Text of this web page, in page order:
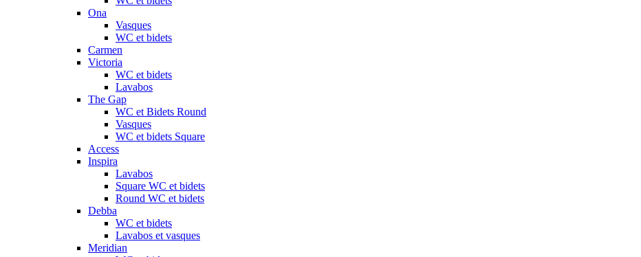
Ona
Vasques
WC et bidets
Carmen
Victoria
WC et bidets
Lavabos
The Gap
WC et Bidets Round
Vasques
WC et bidets Square
Access
Inspira
Lavabos
Square WC et bidets
Round WC et bidets
Debba
WC et bidets
Lavabos et vasques
Meridian